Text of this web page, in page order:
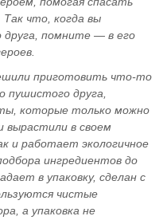
Так что, когда вы
друга, помните — в его
приготовить что-то
пушистого друга,
которые только можно
в своем
и работает экологичное
ингредиентов до
в упаковку, сделан с
чистые
а упаковка не